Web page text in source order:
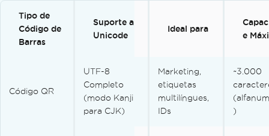
Tipo de
Código de
Barras
Suporte a
Unicode
Ideal para
e
Código QR
UTF-8
Completo
(modo Kanji
para CJK)
Marketing,
etiquetas
multilíngues,
IDs
~3.000
)